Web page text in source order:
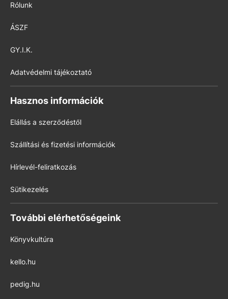
Rólunk
ÁSZF
GY.I.K.
Adatvédelmi tájékoztató
Hasznos információk
Elállás a szerződéstől
Szállítási és fizetési információk
Hírlevél-feliratkozás
Sütikezelés
További elérhetőségeink
Könyvkultúra
kello.hu
pedig.hu